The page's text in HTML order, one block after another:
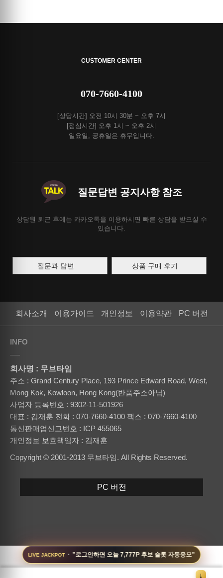
LIVE JACKPOT · "로그인하면 오늘 7,777P 후보 슬롯 자동응모"
CUSTOMER CENTER
070-7660-4100
[상담시간] 오전 10시 30분 ~ 오후 7시
[점심시간] 오후 1시 ~ 오후 2시
일요일, 공휴일은 휴무입니다.
질문답변 공지사항 참조
상담원 퇴근 후에는 카카오톡을 이용하시면 빠른 상담을 받으실 수
있습니다.
질문과 답변 상품 구매 후기
회사소개 이용가이드 개인정보 이용약관 PC 버전
INFO
회사명 : 무브타임
주소 : Grand Century Place, 193 Prince Edward Road, West,
Mong Kok, Kowloon, Hong Kong(반품주소아님)
사업자 등록번호 : 9302-11-501926
대표 : 김재훈 전화 : 070-7660-4100 팩스 : 070-7660-4100
통신판매업신고번호 : ICP 455065
개인정보 보호책임자 : 김재훈
Copyright © 2001-2013 무브타임. All Rights Reserved.
PC 버전
↓